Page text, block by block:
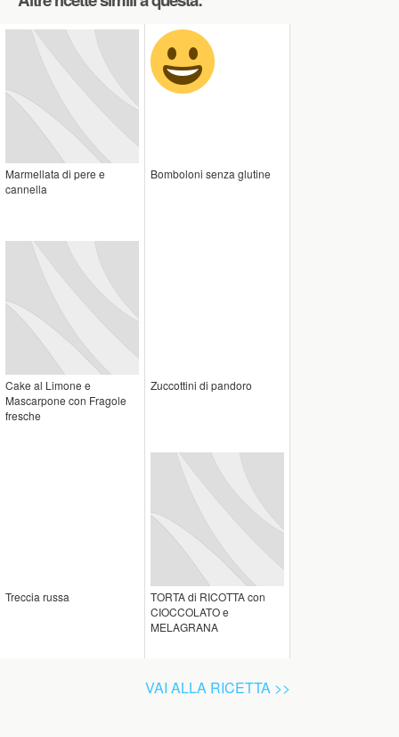
Marmellata di pere e
cannella
Bomboloni senza glutine
Cake al Limone e
Mascarpone con Fragole
fresche
Zuccottini di pandoro
Treccia russa
TORTA di RICOTTA con
CIOCCOLATO e
MELAGRANA
VAI ALLA RICETTA >>